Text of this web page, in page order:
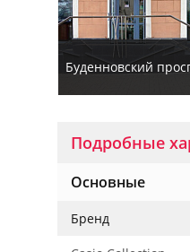
Буденновский
Подробные
Основные
Бренд